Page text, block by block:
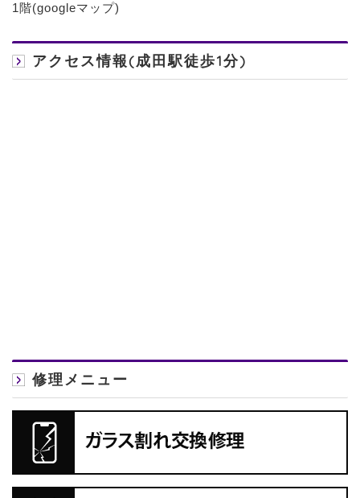
1階(googleマップ)
アクセス情報(成田駅徒歩1分)
修理メニュー